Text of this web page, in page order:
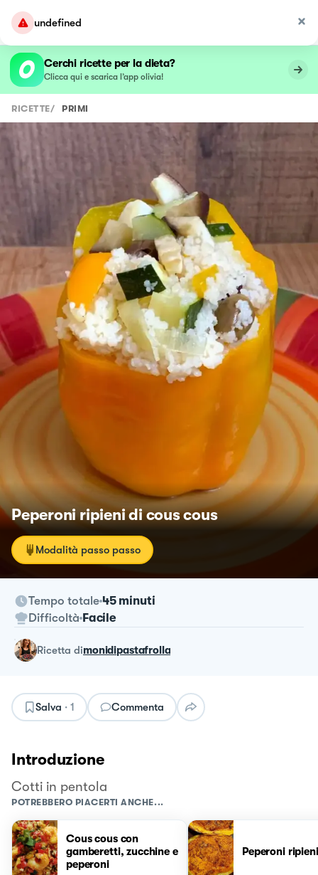
undefined
Cerchi ricette per la dieta?
Clicca qui e scarica l’app olivia!
RICETTE/ PRIMI
Peperoni ripieni di cous cous
Modalità passo passo
Tempo totale 45 minuti
Difficoltà Facile
ricetta dimonidipastafrolla
Salva · 1 Commenta
Introduzione
Cotti in pentola
POTREBBERO PIACERTI ANCHE...
Cous cous con
gamberetti, zucchine e
peperoni
Peperoni ripieni